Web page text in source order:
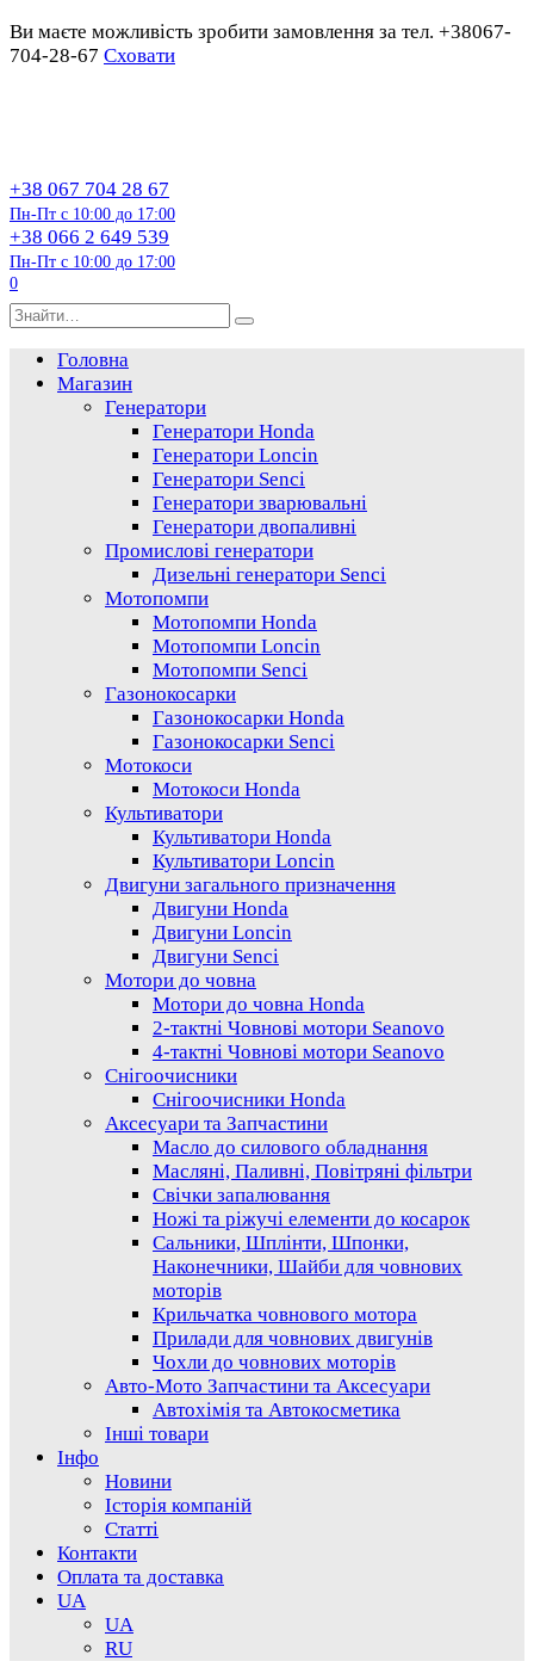
Ви маєте можливість зробити замовлення за тел. +38067-
704-28-67 Сховати
+38 067 704 28 67
Пн-Пт с 10:00 до 17:00
+38 066 2 649 539
Пн-Пт с 10:00 до 17:00
0
Пошук…
Головна
Магазин
Генератори
Генератори Honda
Генератори Loncin
Генератори Senci
Генератори зварювальні
Генератори двопаливні
Промислові генератори
Дизельні генератори Senci
Мотопомпи
Мотопомпи Honda
Мотопомпи Loncin
Мотопомпи Senci
Газонокосарки
Газонокосарки Honda
Газонокосарки Senci
Мотокоси
Мотокоси Honda
Культиватори
Культиватори Honda
Культиватори Loncin
Двигуни загального призначення
Двигуни Honda
Двигуни Loncin
Двигуни Senci
Мотори до човна
Мотори до човна Honda
2-тактні Човнові мотори Seanovo
4-тактні Човнові мотори Seanovo
Снігоочисники
Снігоочисники Honda
Аксесуари та Запчастини
Масло до силового обладнання
Масляні, Паливні, Повітряні фільтри
Свічки запалювання
Ножі та ріжучі елементи до косарок
Сальники, Шплінти, Шпонки,
Наконечники, Шайби для човнових
моторів
Крильчатка човнового мотора
Прилади для човнових двигунів
Чохли до човнових моторів
Авто-Мото Запчастини та Аксесуари
Автохімія та Автокосметика
Інші товари
Інфо
Новини
Історія компаній
Статті
Контакти
Оплата та доставка
UA
UA
RU